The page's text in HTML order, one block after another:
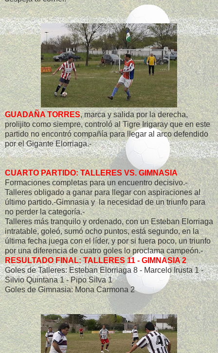
GUADAÑA TORRES, marca y salida por la derecha,
prolijito como siempre, controló al Tigre Irigaray que en este
partido no encontró compañía para llegar al arco defendido
por el Gigante Elorriaga.-
CUARTO PARTIDO: TALLERES VS. GIMNASIA
Formaciones completas para un encuentro decisivo.-
Talleres obligado a ganar para llegar con aspiraciones al
último partido.-Gimnasia y la necesidad de un triunfo para
no perder la categoría.-
Talleres más tranquilo y ordenado, con un Esteban Elorriaga
intratable, goleó, sumó ocho puntos, está segundo, en la
última fecha juega con el líder, y por si fuera poco, un triunfo
por una diferencia de cuatro goles lo proclama campeón.-
RESULTADO FINAL: TALLERES 11 - GIMNASIA 2
Goles de Talleres: Esteban Elorriaga 8 - Marcelo Irusta 1 -
Silvio Quintana 1 - Pipo Silva 1
Goles de Gimnasia: Mona Carmona 2